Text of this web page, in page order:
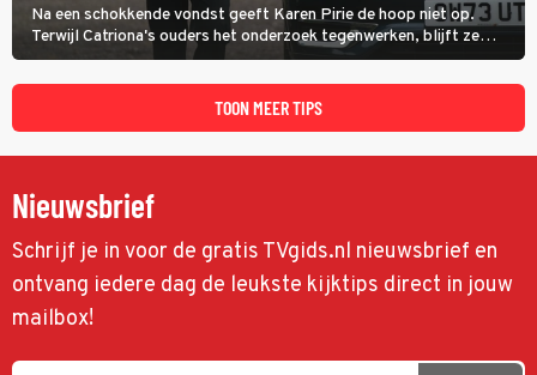
Na een schokkende vondst geeft Karen Pirie de hoop niet op.
Terwijl Catriona's ouders het onderzoek tegenwerken, blijft ze
speuren naar Adam. In deze slotaflevering van Karen Pirie leidt het
spoor via Frankrijk en Italië naar Malta.
TOON MEER TIPS
Nieuwsbrief
Schrijf je in voor de gratis TVgids.nl nieuwsbrief en
ontvang iedere dag de leukste kijktips direct in jouw
mailbox!